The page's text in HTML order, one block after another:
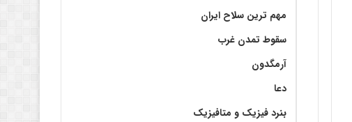
مهم ترین سلاح ایران
سقوط تمدن غرب
آرمگدون
دعا
بنرد فیزیک و متافیزیک